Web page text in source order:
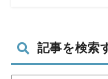
記事を検索